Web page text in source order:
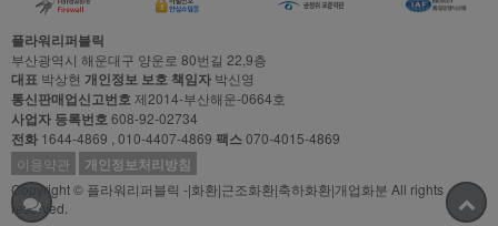
플라워리퍼블릭
부산광역시 해운대구 양운로 80번길 22,9층
대표 박상현 개인정보 보호 책임자 박신영
통신판매업신고번호제2014-부산해운-0664호
사업자 등록번호608-92-02734
전화 1644-4869 , 010-4407-4869 팩스070-4015-4869
이용약관
개인정보처리방침
Copyright © 플라워리퍼블릭 -|화환|근조화환|축하화환|개업화분 All rights
reserved.